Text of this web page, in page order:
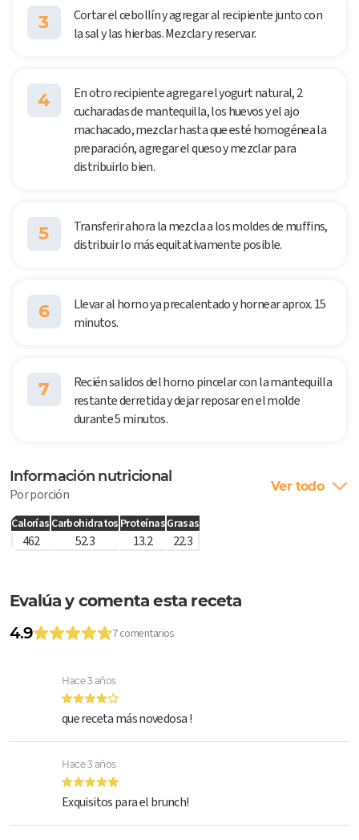
3
Cortar el cebollín y agregar al recipiente junto con
la sal y las hierbas. Mezclar y reservar.
4
En otro recipiente agregar el yogurt natural, 2
cucharadas de mantequilla, los huevos y el ajo
machacado, mezclar hasta que esté homogénea la
preparación, agregar el queso y mezclar para
distribuirlo bien.
5
Transferir ahora la mezcla a los moldes de muffins,
distribuir lo más equitativamente posible.
6
Llevar al horno ya precalentado y hornear aprox. 15
minutos.
7
Recién salidos del horno pincelar con la mantequilla
restante derretida y dejar reposar en el molde
durante 5 minutos.
Información nutricional
Por porción Ver todo
Calorías Carbohidratos ProteínasGrasas
462 52.3 13.2 22.3
Evalúa y comenta esta receta
4.9
7 comentarios
Hace 3 años
que receta más novedosa !
Hace 3 años
Exquisitos para el brunch!